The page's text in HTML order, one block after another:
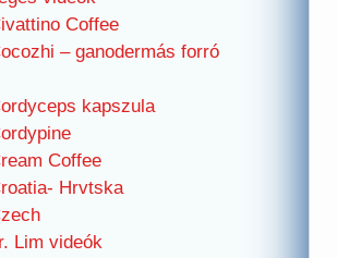
Coffee
– ganodermás forró
kapszula
Coffee
Hrvtska
Lim videók